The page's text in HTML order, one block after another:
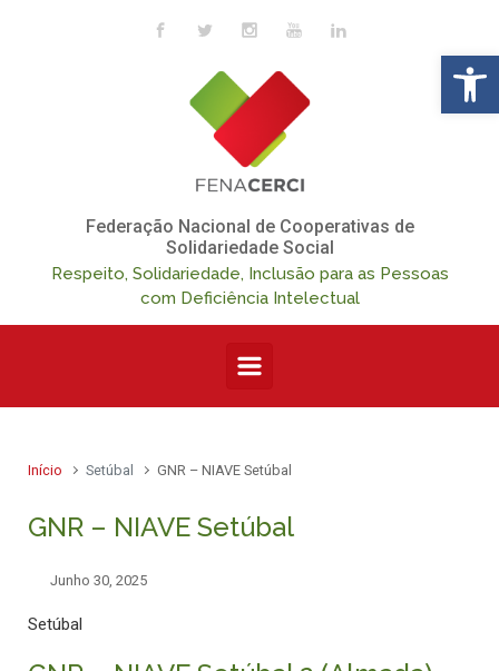
Skip to main content
Federação Nacional de Cooperativas de
Solidariedade Social
Respeito, Solidariedade, Inclusão para as Pessoas
com Deficiência Intelectual
Início Setúbal GNR – NIAVE Setúbal
GNR – NIAVE Setúbal
Junho 30, 2025
Setúbal